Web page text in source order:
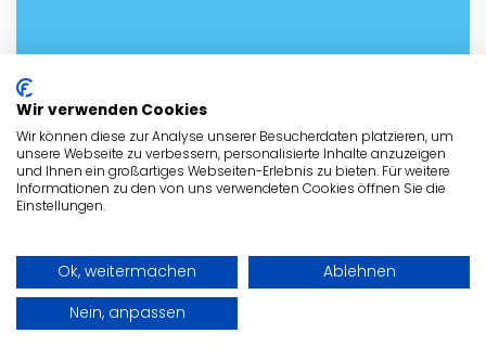
Wir verwenden Cookies
Wir können diese zur Analyse unserer Besucherdaten platzieren, um
unsere Webseite zu verbessern, personalisierte Inhalte anzuzeigen
und Ihnen ein großartiges Webseiten-Erlebnis zu bieten. Für weitere
Informationen zu den von uns verwendeten Cookies öffnen Sie die
Einstellungen.
Ok, weitermachen
Ablehnen
Nein, anpassen